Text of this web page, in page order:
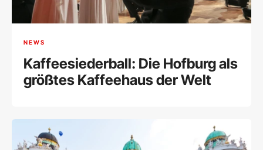
NEWS
Kaffeesiederball: Die Hofburg als
größtes Kaffeehaus der Welt